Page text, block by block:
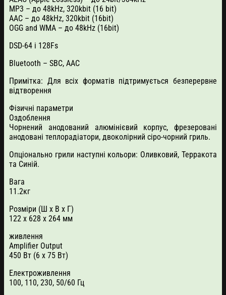
MP3 – до 48kHz, 320kbit (16 bit)
AAC – до 48kHz, 320kbit (16bit)
OGG and WMA – до 48kHz (16bit)
DSD-64 і 128Fs
Bluetooth – SBC, AAC
Примітка: Для всіх форматів підтримується безперервне
відтворення
Фізичні параметри
Оздоблення
Чорнений анодований алюмінієвий корпус, фрезеровані
анодовані теплорадіатори, двоколірний сіро-чорний гриль.
Опціонально грили наступні кольори: Оливковий, Терракота
та Синій.
Вага
11.2кг
Розміри (Ш х В х Г)
122 х 628 х 264 мм
живлення
Amplifier Output
450 Вт (6 x 75 Вт)
Електроживлення
100, 110, 230, 50/60 Гц